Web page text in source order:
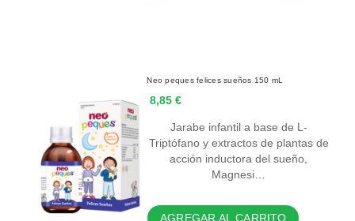
Neo peques felices sueños 150 mL
8,85 €
Jarabe infantil a base de L-
Triptófano y extractos de plantas de
acción inductora del sueño,
Magnesi…
AGREGAR AL CARRITO